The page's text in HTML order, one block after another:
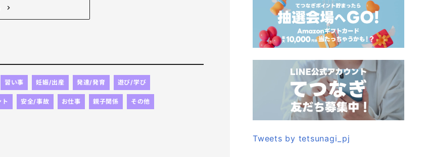
習い事 妊娠/出産 発達/発育 遊び/学び
安全/事故 お仕事 親子関係 その他
Tweets by tetsunagi_pj